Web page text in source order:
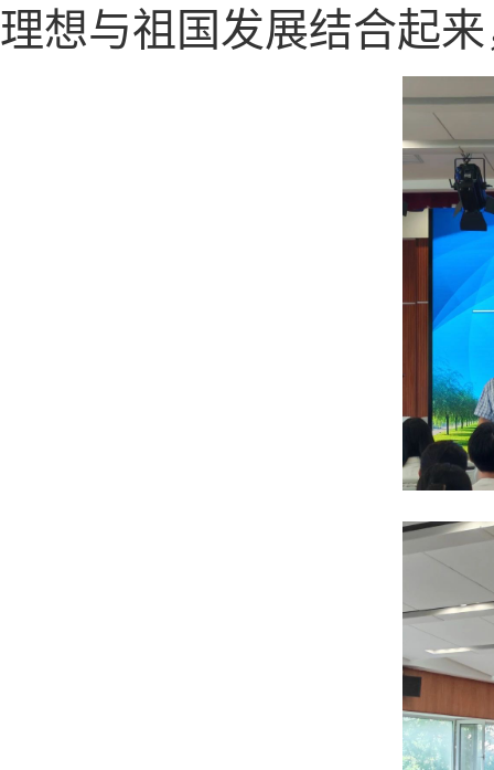
理想与祖国发展结合起